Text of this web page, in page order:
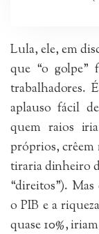
Lula, ele, em
que “o golpe”
trabalhadores.
aplauso fácil
quem raios
próprios, crêem
tiraria dinheiro
“direitos”).
o PIB e a
quase 10%,